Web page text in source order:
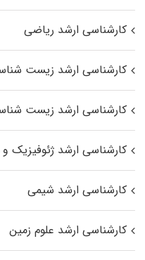
کارشناسی ارشد ریاضی
کارشناسی ارشد زیست‌
کارشناسی ارشد زیست‌
کارشناسی ارشد ژئوفیزیک
کارشناسی ارشد شیمی
کارشناسی ارشد علوم زمین